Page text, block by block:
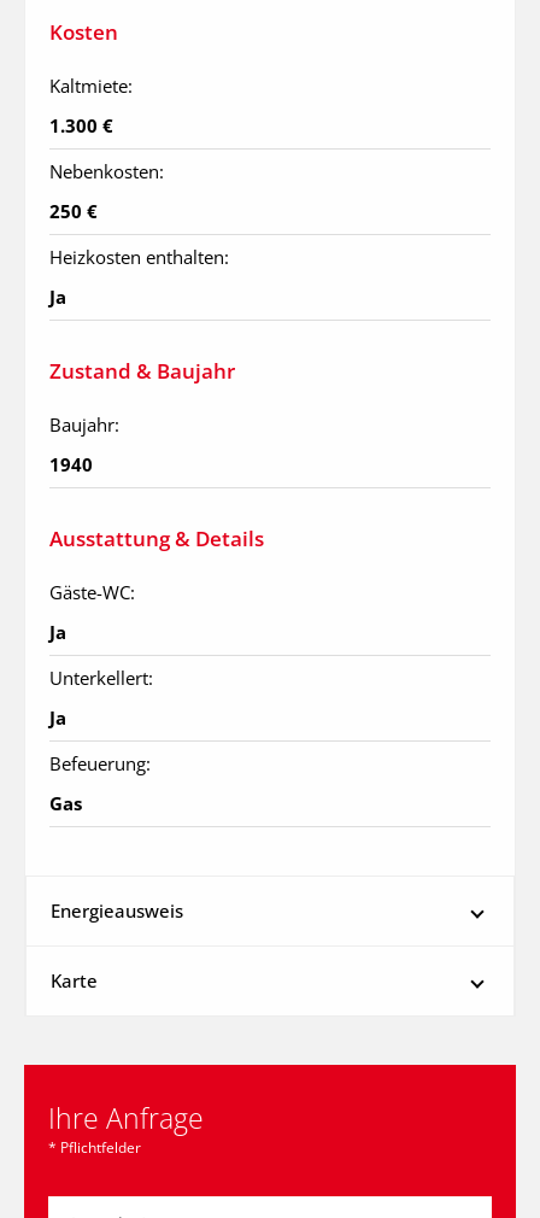
Kosten
Kaltmiete:
1.300 €
Nebenkosten:
250 €
Heizkosten enthalten:
Ja
Zustand & Baujahr
Baujahr:
1940
Ausstattung & Details
Gäste-WC:
Ja
Unterkellert:
Ja
Befeuerung:
Gas
Energieausweis
Karte
Ihre Anfrage
* Pflichtfelder